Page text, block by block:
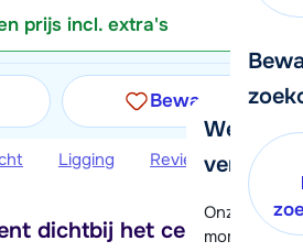
We
verder!
Onze
moment
prijs incl. extra's
Bewaren
Ligging Reviews
dichtbij het centrum van